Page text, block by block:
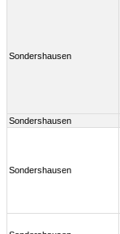
Sondershausen
Sondershausen
Sondershausen